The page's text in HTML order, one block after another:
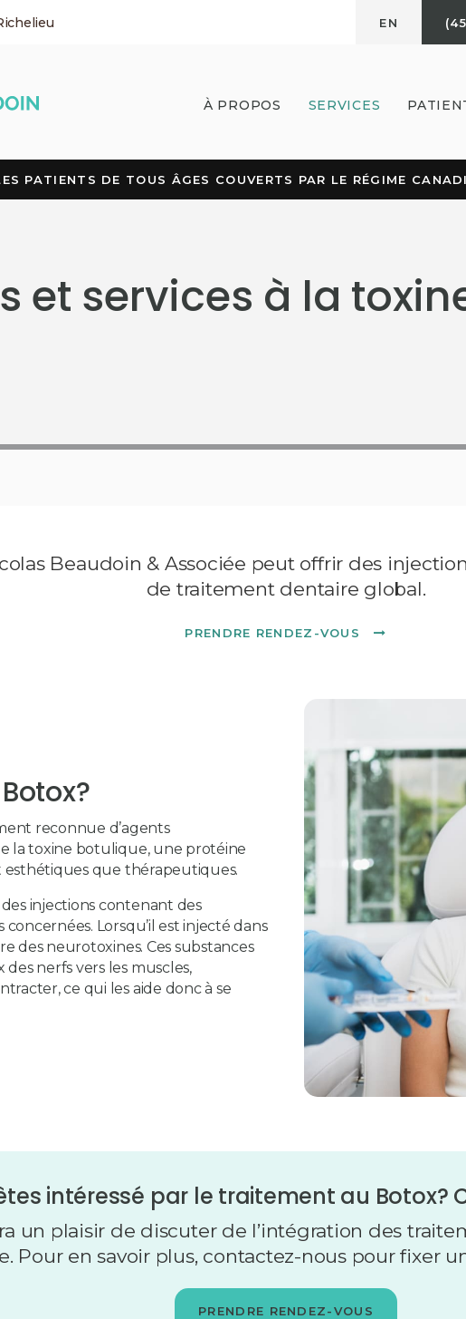
EN
À PROPOS SERVICES
PATIENTS DE TOUS ÂGES COUVERTS PAR LE RÉGIME
et services à la
Beaudoin & Associée peut offrir des
de traitement dentaire global.
PRENDRE RENDEZ-VOUS
reconnue d’agents
la toxine botulique, une protéine
que thérapeutiques.
injections contenant des
Lorsqu’il est injecté dans
des neurotoxines. Ces substances
nerfs vers les muscles,
ce qui les aide donc à se
intéressé par le traitement au Botox?
un plaisir de discuter de l’intégration des
Pour en savoir plus, contactez-nous pour fixer
PRENDRE RENDEZ-VOUS